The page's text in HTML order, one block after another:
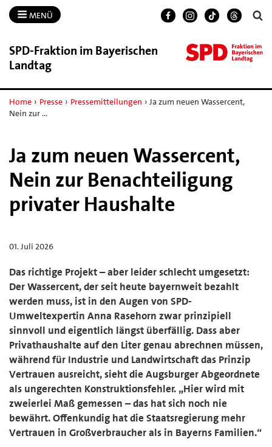
MENÜ
SPD-​Fraktion im Bayerischen
Landtag
Home › Presse › Pressemitteilungen › Ja zum neuen Wassercent,
Nein zur …
Ja zum neuen Wassercent,
Nein zur Benachteiligung
privater Haushalte
01. Juli 2026
Das richtige Projekt – aber leider schlecht umgesetzt:
Der Wassercent, der seit heute bayernweit bezahlt
werden muss, ist in den Augen von SPD-
Umweltexpertin Anna Rasehorn zwar prinzipiell
sinnvoll und eigentlich längst überfällig. Dass aber
Privathaushalte auf den Liter genau abrechnen müssen,
während für Industrie und Landwirtschaft das Prinzip
Vertrauen ausreicht, sieht die Augsburger Abgeordnete
als ungerechten Konstruktionsfehler. „Hier wird mit
zweierlei Maß gemessen – das hat sich noch nie
bewährt. Offenkundig hat die Staatsregierung mehr
Vertrauen in Großverbraucher als in Bayerns Familien.“